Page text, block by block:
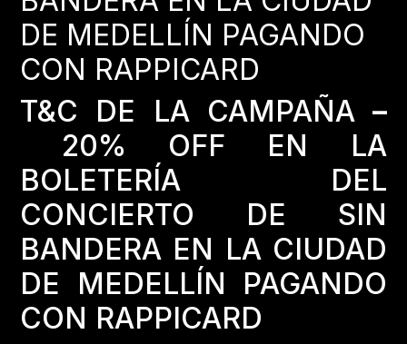
DE MEDELLÍN PAGANDO
CON RAPPICARD
T&C DE LA CAMPAÑA –
20% OFF EN LA
BOLETERÍA DEL
CONCIERTO DE SIN
BANDERA EN LA CIUDAD
DE MEDELLÍN PAGANDO
CON RAPPICARD